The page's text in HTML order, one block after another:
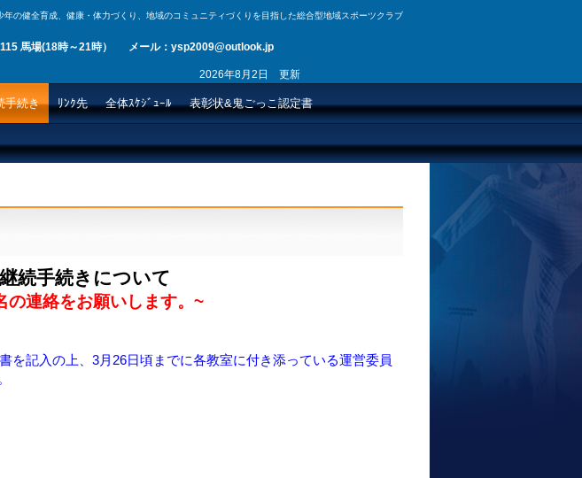
年の健全育成、健康・体力づくり、地域のコミュニティづくりを目指した総合型地域スポーツクラブ
馬場(18時～21時） メール：ysp2009@outlook.jp
年8月2日 更新
手続き ﾘﾝｸ先 全体ｽｹｼﾞｭｰﾙ 表彰状&鬼ごっこ認定書
続手続きについて
の連絡をお願いします。~
記入の上、3月26日頃までに各教室に付き添っている運営委員